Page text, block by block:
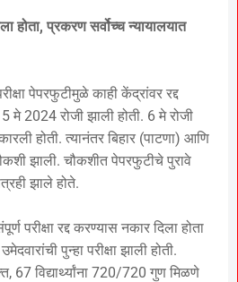
होता, प्रकरण सर्वोच्च न्यायालयात
पेपरफुटीमुळे काही केंद्रांवर रद्द
मे 2024 रोजी झाली होती. 6 मे रोजी
होती. त्यानंतर बिहार (पाटणा) आणि
झाली. चौकशीत पेपरफुटीचे पुरावे
झाले होते.
परीक्षा रद्द करण्यास नकार दिला होता
पुन्हा परीक्षा झाली होती.
67 विद्यार्थ्यांना 720/720 गुण मिळणे